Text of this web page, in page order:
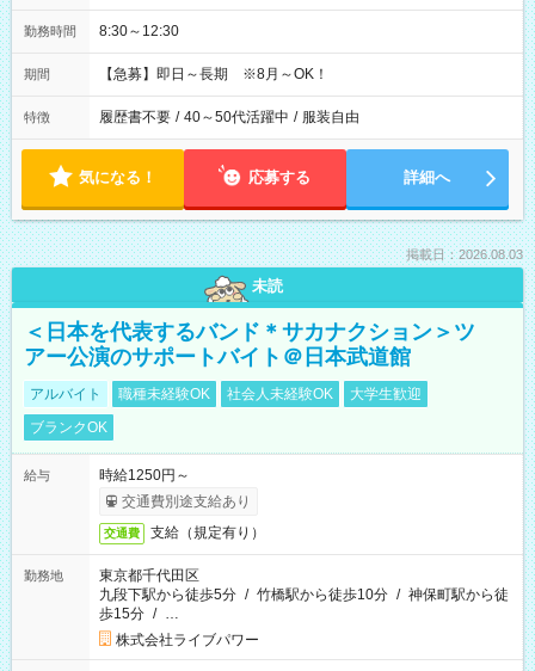
勤務時間 8:30～12:30
期間 【急募】即日～長期 ※8月～OK！
特徴 履歴書不要 / 40～50代活躍中 / 服装自由
気になる！ 応募する 詳細へ
掲載日：2026.08.03
未読
＜日本を代表するバンド＊サカナクション＞ツ
アー公演のサポートバイト＠日本武道館
アルバイト 職種未経験OK 社会人未経験OK
大学生歓迎
ブランクOK
給与
時給1250円～
交通費別途支給あり
交通費 支給（規定有り）
勤務地
東京都千代田区
九段下駅から徒歩5分 / 竹橋駅から徒歩10分 / 神保町駅から徒
歩15分 / …
株式会社ライブパワー